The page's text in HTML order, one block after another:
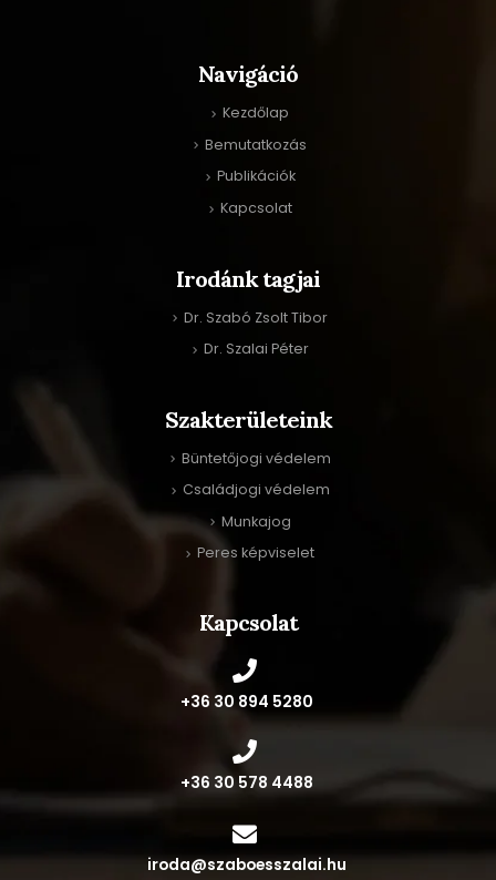
Navigáció
Kezdőlap
Bemutatkozás
Publikációk
Kapcsolat
Irodánk tagjai
Dr. Szabó Zsolt Tibor
Dr. Szalai Péter
Szakterületeink
Büntetőjogi védelem
Családjogi védelem
Munkajog
Peres képviselet
Kapcsolat
‭+36 30 894 5280‬
+36 30 578 4488
iroda@szaboesszalai.hu